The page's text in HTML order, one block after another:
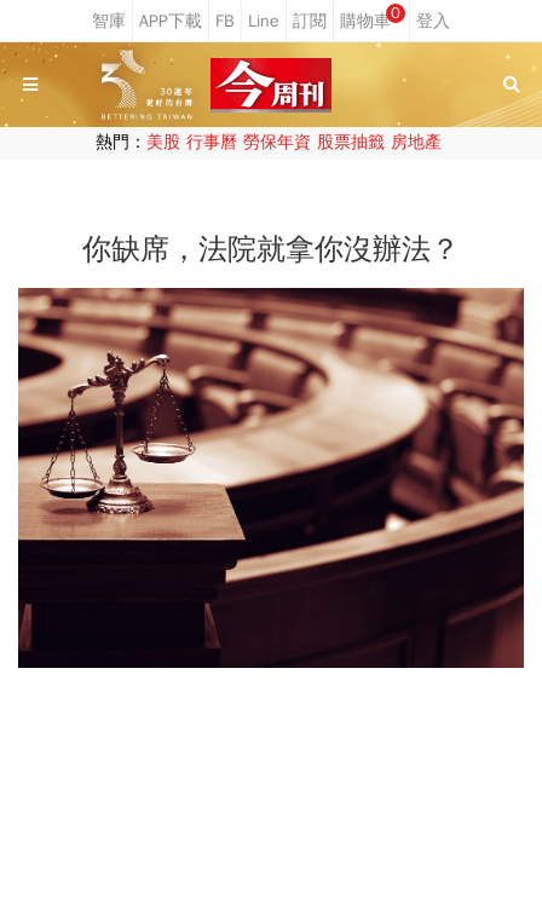
0
熱門： 美股 行事曆 勞保年資 股票抽籤 房地產
你缺席，法院就拿你沒辦法？